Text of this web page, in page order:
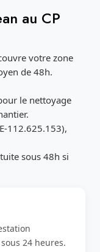
au CP
votre zone
de 48h.
le nettoyage
112.625.153),
sous 48h si
24 heures.